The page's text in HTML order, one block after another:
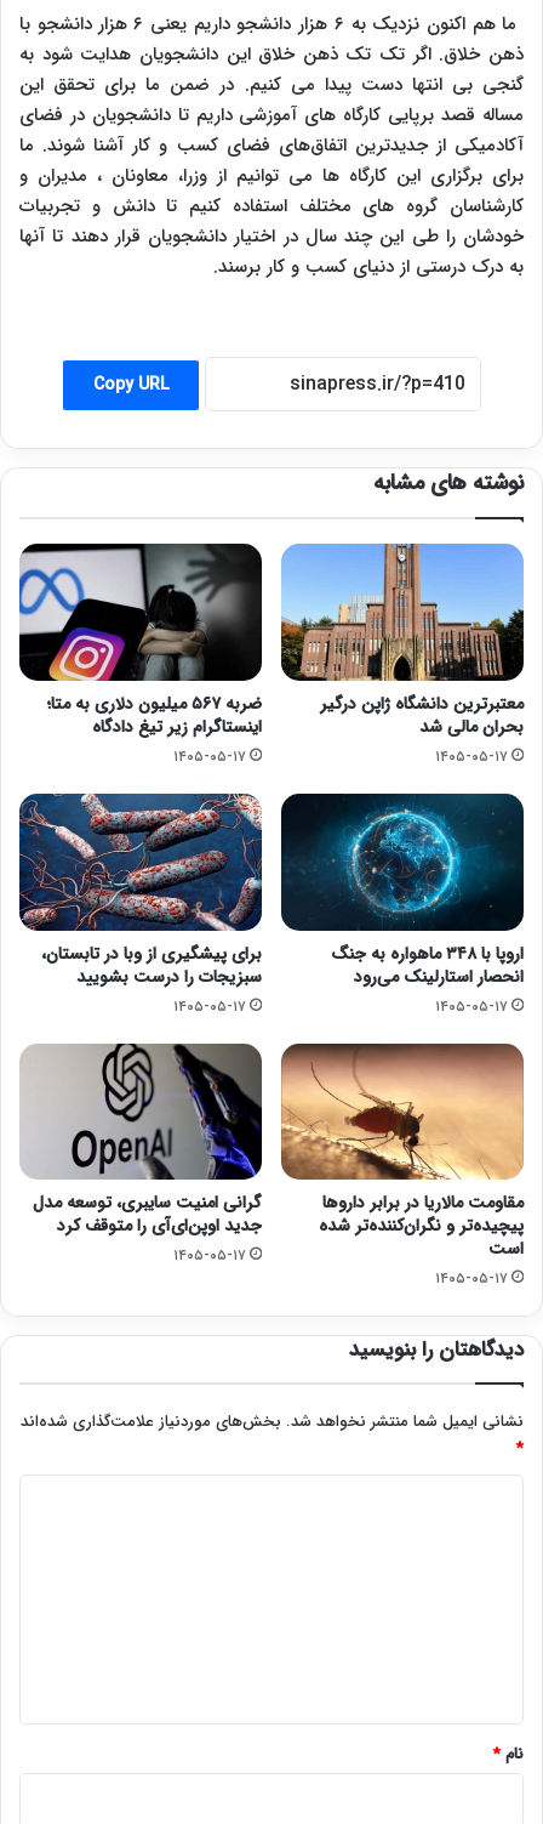
ما هم اکنون نزدیک به ۶ هزار دانشجو داریم یعنی ۶ هزار دانشجو با
ذهن خلاق. اگر تک تک ذهن خلاق این دانشجویان هدایت شود به
گنجی بی انتها دست پیدا می کنیم. در ضمن ما برای تحقق این
مساله قصد برپایی کارگاه های آموزشی داریم تا دانشجویان در فضای
آکادمیکی از جدیدترین اتفاق‌های فضای کسب و کار آشنا شوند. ما
برای برگزاری این کارگاه ها می توانیم از وزرا، معاونان ، مدیران و
کارشناسان گروه های مختلف استفاده کنیم تا دانش و تجربیات
خودشان را طی این چند سال در اختیار دانشجویان قرار دهند تا آنها
به درک درستی از دنیای کسب و کار برسند.
Copy URL
نوشته های مشابه
معتبرترین دانشگاه ژاپن درگیر
بحران مالی شد
۱۴۰۵-۰۵-۱۷
ضربه ۵۶۷ میلیون دلاری به متا؛
اینستاگرام زیر تیغ دادگاه
۱۴۰۵-۰۵-۱۷
اروپا با ۳۴۸ ماهواره به جنگ
انحصار استارلینک می‌رود
۱۴۰۵-۰۵-۱۷
برای پیشگیری از وبا در تابستان،
سبزیجات را درست بشویید
۱۴۰۵-۰۵-۱۷
مقاومت مالاریا در برابر داروها
پیچیده‌تر و نگران‌کننده‌تر شده
است
۱۴۰۵-۰۵-۱۷
گرانی امنیت سایبری، توسعه مدل
جدید اوپن‌ای‌آی را متوقف کرد
۱۴۰۵-۰۵-۱۷
دیدگاهتان را بنویسید
نشانی ایمیل شما منتشر نخواهد شد. بخش‌های موردنیاز علامت‌گذاری شده‌اند
*
نام*